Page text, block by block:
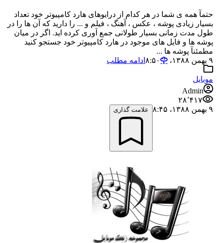
حتمآ همه ی شما در هر کدام از درایوهای هارد کامپیوتر خود تعداد
بسیار زیادی پوشه ، عکس ، آهنگ ، فیلم و ... را دارید که آن ها را در
طول مدت زمانی بسیار طولانی جمع آوری کرده اید. اگر در میان
پوشه ها و فایل های موجود در هارد کامپیوتر خود جستجو کنید
مطمئنآ پوشه ها ...
۹ بهمن ۱۳۸۸،‏ ۸:۵۰
ادامه مطلب
موبایل
Admin
۲۸٬۴۱۷
۹ بهمن ۱۳۸۸،‏ ۸:۴۵
علامت گذاری